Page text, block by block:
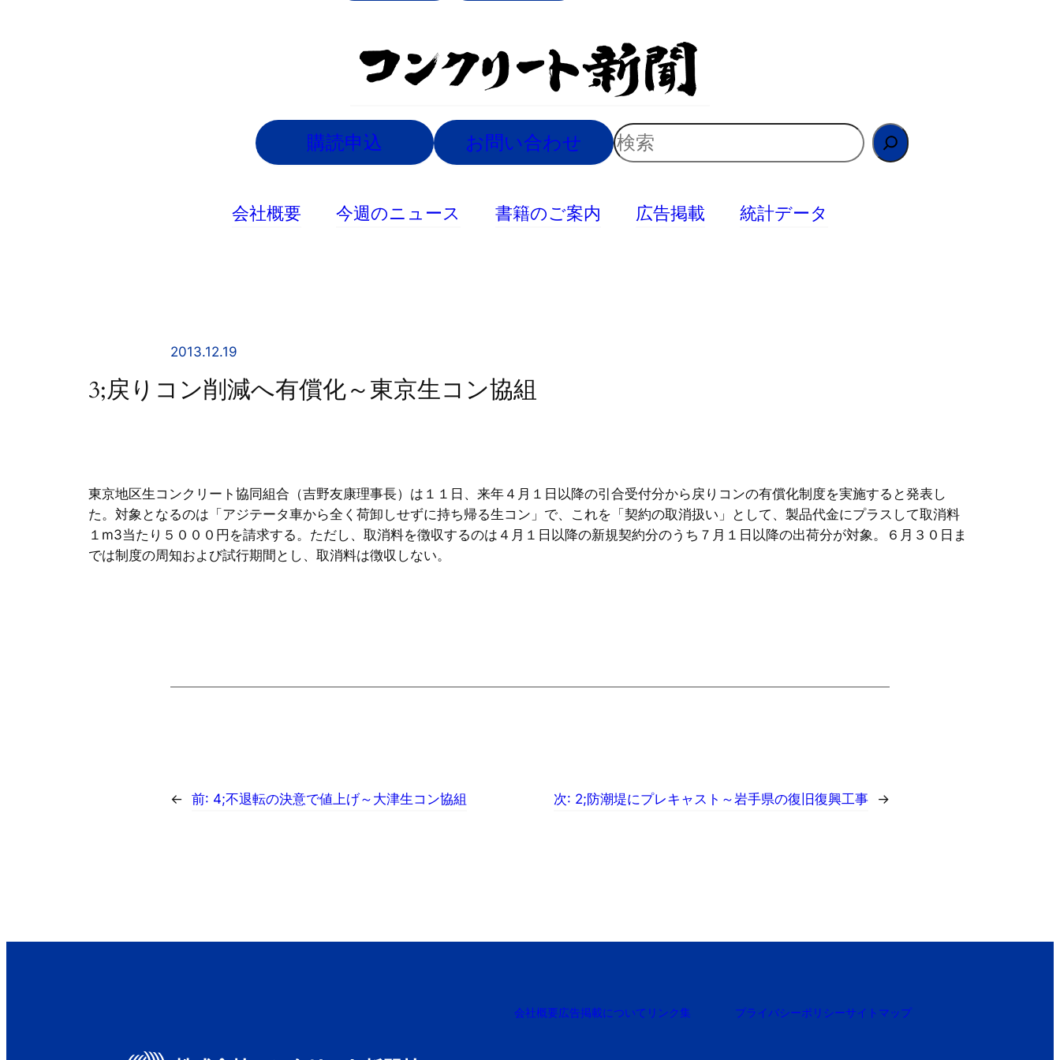
購読申込 お問い合わせ
検
索
会社概要 今週のニュース 書籍のご案内 広告掲載 統計データ
2013.12.19
3;戻りコン削減へ有償化～東京生コン協組
東京地区生コンクリート協同組合（吉野友康理事長）は１１日、来年４月１日以降の引合受付分から戻りコンの有償化制度を実施すると発表し
た。対象となるのは「アジテータ車から全く荷卸しせずに持ち帰る生コン」で、これを「契約の取消扱い」として、製品代金にプラスして取消料
１m3当たり５０００円を請求する。ただし、取消料を徴収するのは４月１日以降の新規契約分のうち７月１日以降の出荷分が対象。６月３０日ま
では制度の周知および試行期間とし、取消料は徴収しない。
← 前: 4;不退転の決意で値上げ～大津生コン協組 次: 2;防潮堤にプレキャスト～岩手県の復旧復興工事 →
会社概要広告掲載について リンク集 プライバシーポリシーサイトマップ